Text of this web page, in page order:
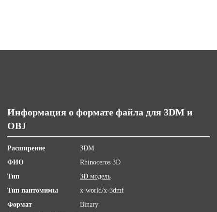
Информация о формате файла для 3DM и
OBJ
Расширение
3DM
ФИО
Rhinoceros 3D
Тип
3D модель
Тип пантомимы
x-world/x-3dmf
Формат
Binary